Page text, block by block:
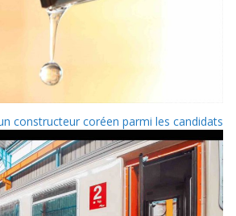
constructeur coréen parmi les candidats